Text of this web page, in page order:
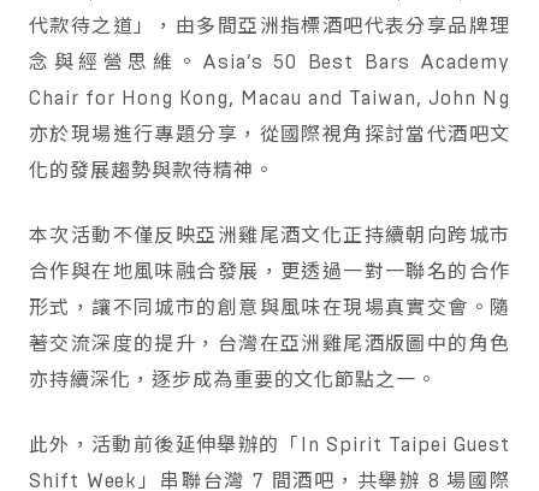
代款待之道」，由多間亞洲指標酒吧代表分享品牌理
念與經營思維。Asia’s 50 Best Bars Academy
Chair for Hong Kong, Macau and Taiwan, John Ng
亦於現場進行專題分享，從國際視角探討當代酒吧文
化的發展趨勢與款待精神。
本次活動不僅反映亞洲雞尾酒文化正持續朝向跨城市
合作與在地風味融合發展，更透過一對一聯名的合作
形式，讓不同城市的創意與風味在現場真實交會。隨
著交流深度的提升，台灣在亞洲雞尾酒版圖中的角色
亦持續深化，逐步成為重要的文化節點之一。
此外，活動前後延伸舉辦的「In Spirit Taipei Guest
Shift Week」串聯台灣 7 間酒吧，共舉辦 8 場國際